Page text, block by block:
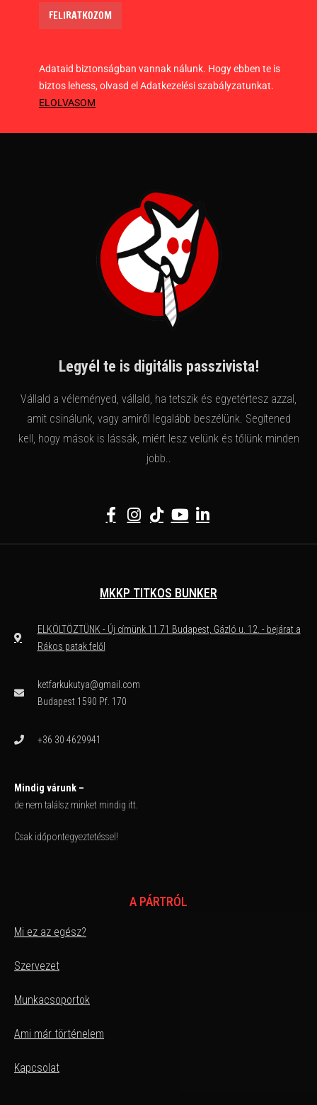
Adataid biztonságban vannak nálunk. Hogy ebben te is
biztos lehess, olvasd el Adatkezelési szabályzatunkat.
ELOLVASOM
Legyél te is digitális passzivista!
Vállald a véleményed, vállald, ha tetszik és egyetértesz azzal,
amit csinálunk, vagy amiről legalább beszélünk. Segítened
kell, hogy mások is lássák, miért lesz velünk és tőlünk minden
jobb..
MKKP TITKOS BUNKER
ELKÖLTÖZTÜNK - Új címünk 11 71 Budapest, Gázló u. 12. - bejárat a
Rákos patak felől
ketfarkukutya@gmail.com
Budapest 1590 Pf. 170
+36 30 4629941
Mindig várunk –
de nem találsz minket mindig itt.
Csak időpontegyeztetéssel!
A PÁRTRÓL
Mi ez az egész?
Szervezet
Munkacsoportok
Ami már történelem
Kapcsolat